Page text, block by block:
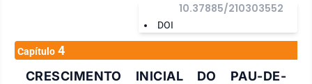
DOI
10.37885/210303552
Capítulo 4
CRESCIMENTO INICIAL DO PAU-DE-